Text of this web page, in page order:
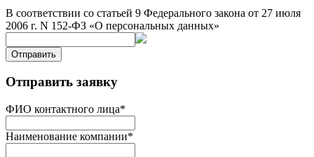
В соответствии со статьей 9 Федерального закона от 27 июля
2006 г. N 152-ФЗ «О персональных данных»
Отправить
Отправить заявку
ФИО контактного лица*
Наименование компании*